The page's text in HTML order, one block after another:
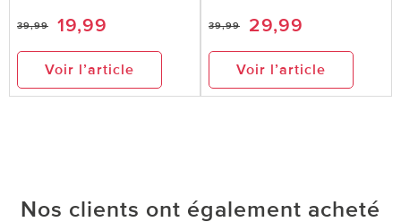
39,99 19,99
Voir l’article
39,99 29,99
Voir l’article
Nos clients ont également acheté